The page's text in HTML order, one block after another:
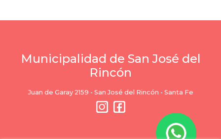
Municipalidad de San José del
Rincón
Juan de Garay 2159 - San José del Rincón - Santa Fe